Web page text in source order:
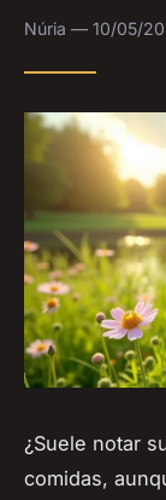
Núria — 10/05/
¿Suele notar
comidas,